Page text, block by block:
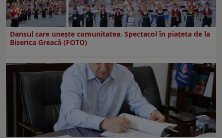
Dansul care uneşte comunitatea. Spectacol în piaţeta de la
Biserica Greacă (FOTO)